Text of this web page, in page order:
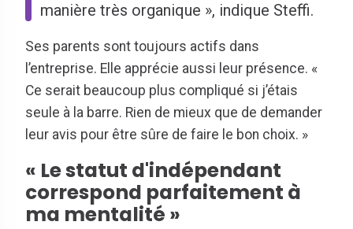
manière très organique », indique Steffi.
Ses parents sont toujours actifs dans
l’entreprise. Elle apprécie aussi leur présence. «
Ce serait beaucoup plus compliqué si j’étais
seule à la barre. Rien de mieux que de demander
leur avis pour être sûre de faire le bon choix. »
« Le statut d'indépendant
correspond parfaitement à
ma mentalité »